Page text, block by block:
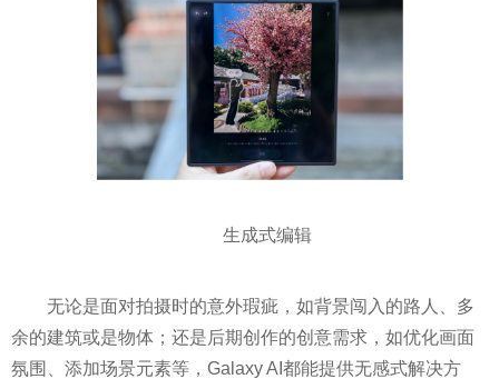
生成式编辑
无论是面对拍摄时的意外瑕疵，如背景闯入的路人、多
余的建筑或是物体；还是后期创作的创意需求，如优化画面
氛围、添加场景元素等，Galaxy AI都能提供无感式解决方